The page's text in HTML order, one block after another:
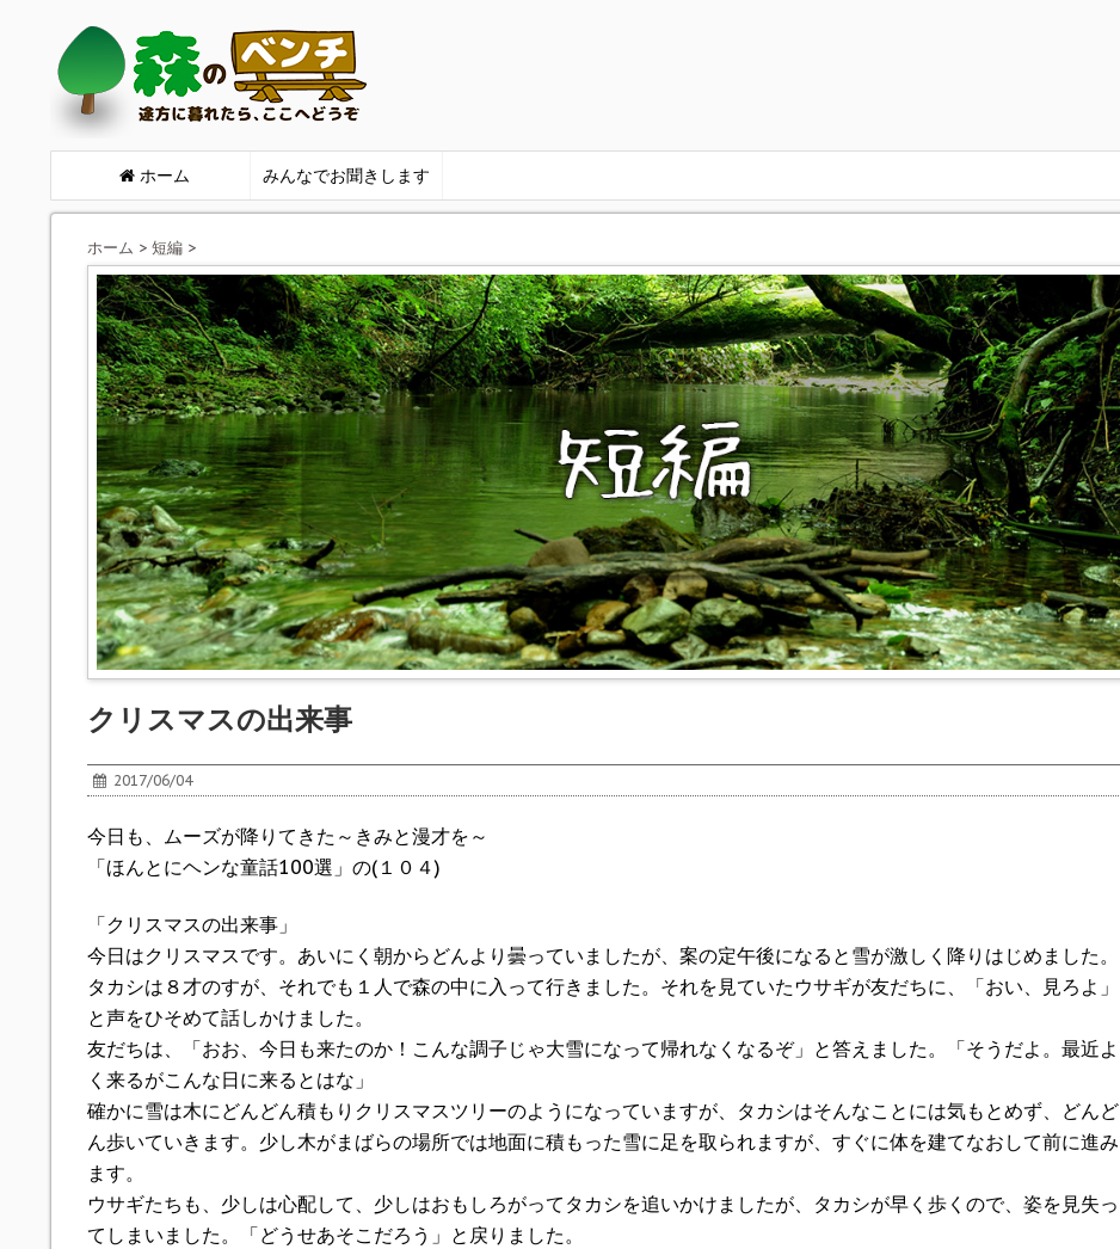
ホーム みんなでお聞きします
ホーム > 短編 >
クリスマスの出来事
2017/06/04
今日も、ムーズが降りてきた～きみと漫才を～
「ほんとにヘンな童話100選」の(１０４)
「クリスマスの出来事」
今日はクリスマスです。あいにく朝からどんより曇っていましたが、案の定午後になると雪が激しく降りはじめました。
タカシは８才のすが、それでも１人で森の中に入って行きました。それを見ていたウサギが友だちに、「おい、見ろよ」
と声をひそめて話しかけました。
友だちは、「おお、今日も来たのか！こんな調子じゃ大雪になって帰れなくなるぞ」と答えました。「そうだよ。最近よ
く来るがこんな日に来るとはな」
確かに雪は木にどんどん積もりクリスマスツリーのようになっていますが、タカシはそんなことには気もとめず、どんど
ん歩いていきます。少し木がまばらの場所では地面に積もった雪に足を取られますが、すぐに体を建てなおして前に進み
ます。
ウサギたちも、少しは心配して、少しはおもしろがってタカシを追いかけましたが、タカシが早く歩くので、姿を見失っ
てしまいました。「どうせあそこだろう」と戻りました。